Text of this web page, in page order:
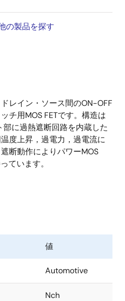
の製品を探す
レイン・ソース間のON-OFF
チ用MOS FETです。構造は
部に過熱遮断回路を内蔵した
度上昇，過電力，過電流に
断動作によりパワーMOS
ています。
値
Automotive
Nch